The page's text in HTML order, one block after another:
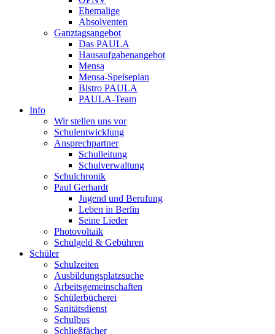
Ehemalige
Absolventen
Ganztagsangebot
Das PAULA
Hausaufgabenangebot
Mensa
Mensa-Speiseplan
Bistro PAULA
PAULA-Team
Info
Wir stellen uns vor
Schulentwicklung
Ansprechpartner
Schulleitung
Schulverwaltung
Schulchronik
Paul Gerhardt
Jugend und Berufung
Leben in Berlin
Seine Lieder
Photovoltaik
Schulgeld & Gebühren
Schüler
Schulzeiten
Ausbildungsplatzsuche
Arbeitsgemeinschaften
Schülerbücherei
Sanitätsdienst
Schulbus
Schließfächer